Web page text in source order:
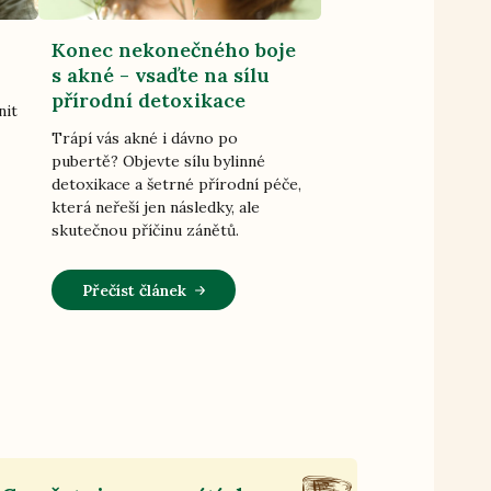
Konec nekonečného boje
s akné - vsaďte na sílu
přírodní detoxikace
Trápí vás akné i dávno po
pubertě? Objevte sílu bylinné
detoxikace a šetrné přírodní péče,
která neřeší jen následky, ale
skutečnou příčinu zánětů.
Přečíst článek